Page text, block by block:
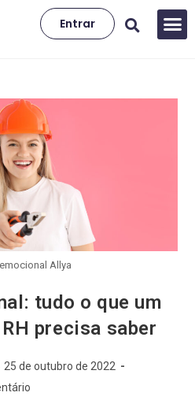
Entrar
Allya
tudo o que um
precisa saber
25 de outubro de 2022